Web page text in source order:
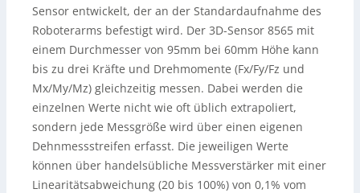
Sensor entwickelt, der an der Standardaufnahme des
Roboterarms befestigt wird. Der 3D-Sensor 8565 mit
einem Durchmesser von 95mm bei 60mm Höhe kann
bis zu drei Kräfte und Drehmomente (Fx/Fy/Fz und
Mx/My/Mz) gleichzeitig messen. Dabei werden die
einzelnen Werte nicht wie oft üblich extrapoliert,
sondern jede Messgröße wird über einen eigenen
Dehnmessstreifen erfasst. Die jeweiligen Werte
können über handelsübliche Messverstärker mit einer
Linearitätsabweichung (20 bis 100%) von 0,1% vom